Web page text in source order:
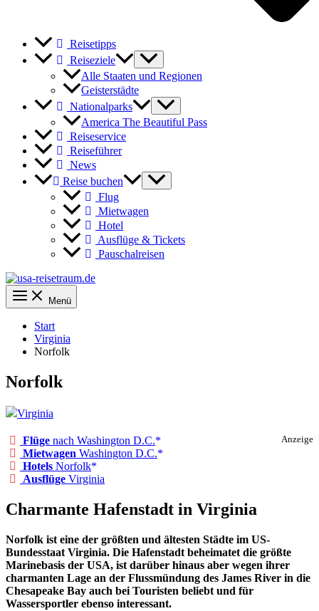
Reisetipps
Reiseziele
Alle Staaten und Regionen
Geisterstädte
Nationalparks
America The Beautiful Pass
Reiseservice
Reiseführer
News
Reise buchen
Flug
Mietwagen
Hotel
Ausflüge & Tickets
Pauschalreisen
Menü
Start
Virginia
Norfolk
Norfolk
Virginia
Anzeige
Flüge nach Washington D.C.
Mietwagen Washington D.C.
Hotels Norfolk
Ausflüge Virginia
Charmante Hafenstadt in Virginia
Norfolk ist eine der größten und ältesten Städte im US-
Bundesstaat Virginia. Die Hafenstadt beheimatet die größte
Marinebasis der USA, ist darüber hinaus aber wegen ihrer
charmanten Lage an der Flussmündung des James River in die
Chesapeake Bay auch bei Touristen beliebt und für
Wassersportler ebenso interessant.